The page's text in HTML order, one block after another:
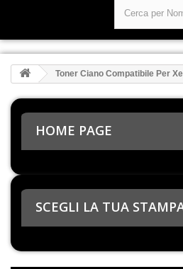
Toner Ciano Compatibile Per
HOME PAGE
SCEGLI LA TUA